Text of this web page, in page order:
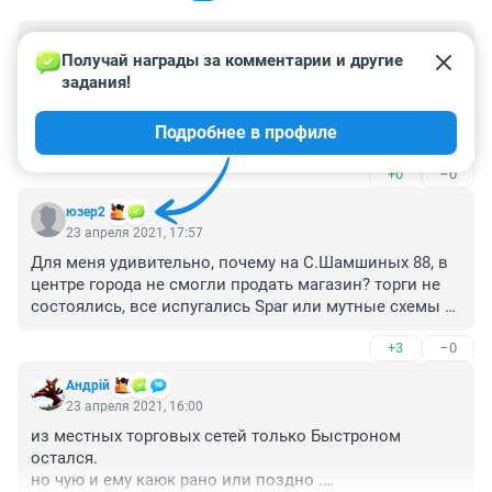
24 апреля 2021, 00:25
Самая неприятная продуктовая сеть - это дискаунты
Холди и Светофора. Низкого качества продукция
показывает отношение к народу властей. С чувством
огорчения и разочарования из этих помещений
выходят многие и уже никогда не зайдет. Зачем они
нужны?
+0 –0
юзер2
Получай награды за комментарии и другие
задания!
Подробнее в профиле
23 апреля 2021, 17:57
Для меня удивительно, почему на С.Шамшиных 88, в
центре города не смогли продать магазин? торги не
состоялись, все испугались Spar или мутные схемы
+3 –0
Андрiй
23 апреля 2021, 16:00
из местных торговых сетей только Быстроном
остался.
но чую и ему каюк рано или поздно .